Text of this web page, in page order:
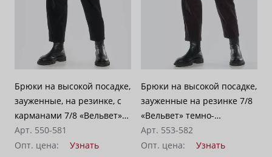
Брюки на высокой посадке,
зауженные, на резинке, с
карманами 7/8 «Вельвет»
черные
Арт. 550-581
Опт. цена:
Узнать
Брюки на высокой посадке,
зауженные на резинке 7/8
«Вельвет» темно-
коричневые
Арт. 553-582
Опт. цена:
Узнать